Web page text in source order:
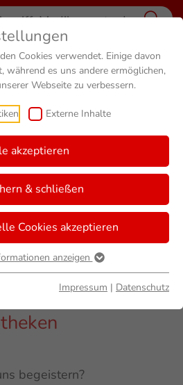
Cookies verwendet. Einige davon
während es uns andere ermöglichen,
Webseite zu verbessern.
Externe Inhalte
akzeptieren
& schließen
Cookies akzeptieren
anzeigen
Impressum | Datenschutz
Isernhagen HB
Karriere
in den
begeistern?